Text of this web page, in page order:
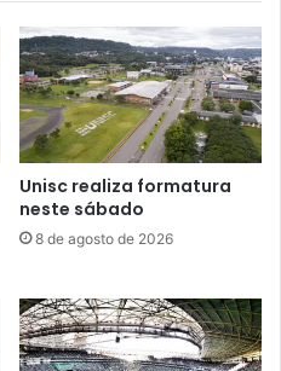
Unisc realiza formatura
neste sábado
8 de agosto de 2026